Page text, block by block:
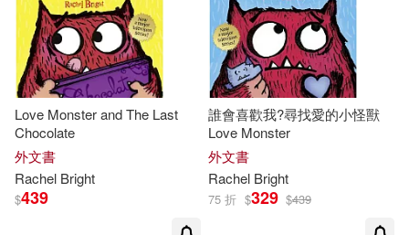
Love Monster and The Last
Chocolate
外文書
Rachel Bright
$439
誰會喜歡我?尋找愛的小怪獸
Love Monster
外文書
Rachel Bright
75 折 $329 $439